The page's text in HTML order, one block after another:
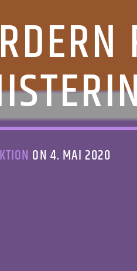
ON 4. MAI 2020